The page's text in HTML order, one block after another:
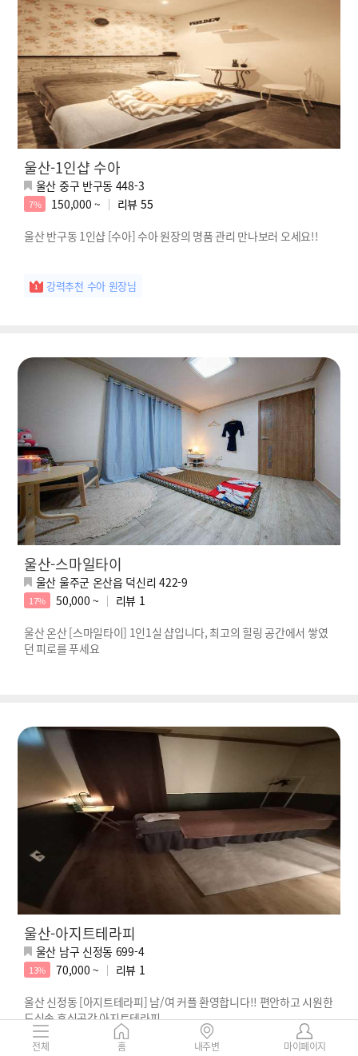
울산-1인샵 수아
울산 중구 반구동 448-3
7% 150,000 ~ 리뷰 55
울산 반구동 1인샵 [수아] 수아 원장의 명품 관리 만나보러 오세요!!
강력추천 수아 원장님
울산-스마일타이
울산 울주군 온산읍 덕신리 422-9
17% 50,000 ~ 리뷰 1
울산 온산 [스마일타이] 1인1실 샵입니다, 최고의 힐링 공간에서 쌓였
던 피로를 푸세요
울산-아지트테라피
울산 남구 신정동 699-4
13% 70,000 ~ 리뷰 1
울산 신정동 [아지트테라피] 남/여 커플 환영합니다!! 편안하고 시원한
도심속 휴식공간 아지트테라피
전체 홈 내주변 마이페이지